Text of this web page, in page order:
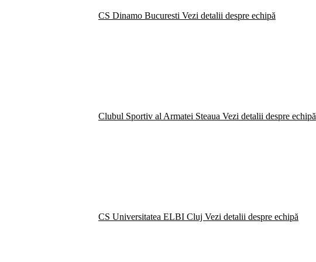
CS Dinamo Bucuresti Vezi detalii despre echipă
Clubul Sportiv al Armatei Steaua Vezi detalii despre echipă
CS Universitatea ELBI Cluj Vezi detalii despre echipă